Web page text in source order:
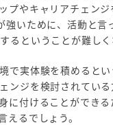
プやキャリアチェン
いために、活動と
ということが難しく
で実体験を積めると
ンジを検討されてい
に付けることができ
るでしょう。